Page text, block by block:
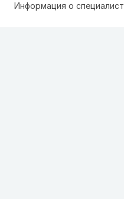
Информация о